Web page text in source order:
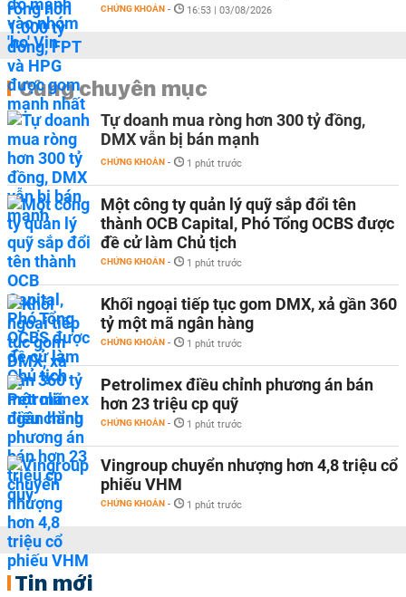
CHỨNG KHOÁN - 16:53 | 03/08/2026
Cùng chuyên mục
Tự doanh mua ròng hơn 300 tỷ đồng,
DMX vẫn bị bán mạnh
CHỨNG KHOÁN - 1 phút trước
Một công ty quản lý quỹ sắp đổi tên
thành OCB Capital, Phó Tổng OCBS được
đề cử làm Chủ tịch
CHỨNG KHOÁN - 1 phút trước
Khối ngoại tiếp tục gom DMX, xả gần 360
tỷ một mã ngân hàng
CHỨNG KHOÁN - 1 phút trước
Petrolimex điều chỉnh phương án bán
hơn 23 triệu cp quỹ
CHỨNG KHOÁN - 1 phút trước
Vingroup chuyển nhượng hơn 4,8 triệu cổ
phiếu VHM
CHỨNG KHOÁN - 1 phút trước
Tin mới